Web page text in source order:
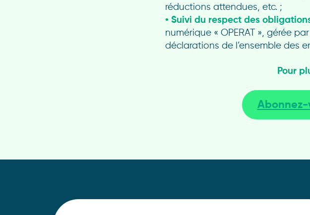
réductions attendues, etc. ;
• Suivi du respect des
numérique « OPERAT », gérée
déclarations de l’ensemble des
Pour
Abonnez-